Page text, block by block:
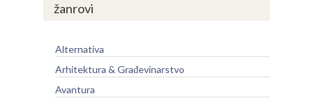
žanrovi
Alternativa
Arhitektura & Građevinarstvo
Avantura